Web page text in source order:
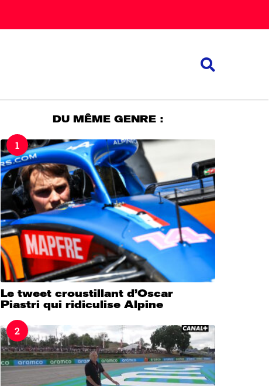
DU MÊME GENRE :
1
Le tweet croustillant d’Oscar
Piastri qui ridiculise Alpine
2